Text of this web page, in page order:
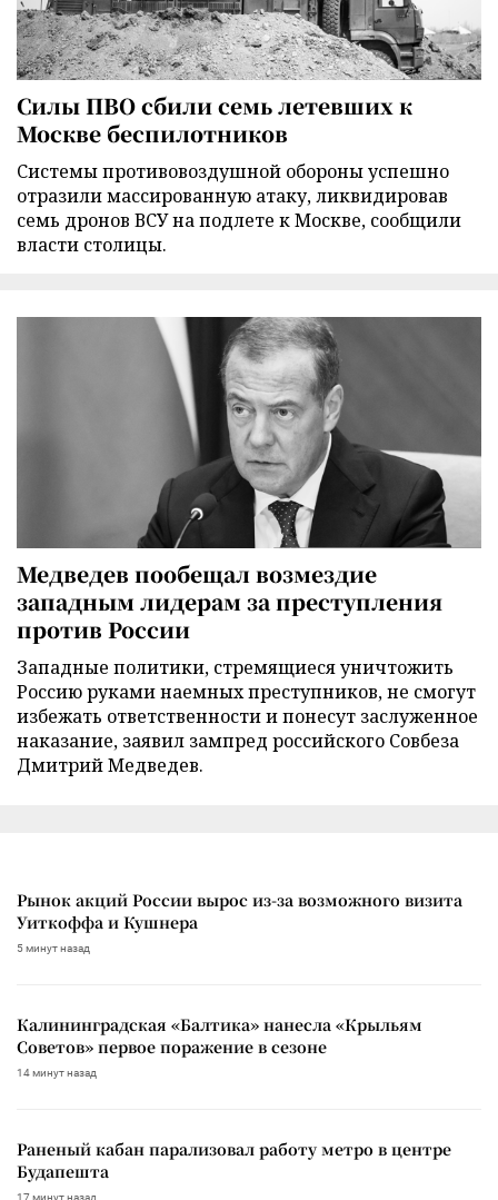
Силы ПВО сбили семь летевших к
Москве беспилотников
Cистемы противовоздушной обороны успешно
отразили массированную атаку, ликвидировав
семь дронов ВСУ на подлете к Москве, сообщили
власти столицы.
Медведев пообещал возмездие
западным лидерам за преступления
против России
Западные политики, стремящиеся уничтожить
Россию руками наемных преступников, не смогут
избежать ответственности и понесут заслуженное
наказание, заявил зампред российского Совбеза
Дмитрий Медведев.
Рынок акций России вырос из-за возможного визита
Уиткоффа и Кушнера
5 минут назад
Калининградская «Балтика» нанесла «Крыльям
Советов» первое поражение в сезоне
14 минут назад
Раненый кабан парализовал работу метро в центре
Будапешта
17 минут назад